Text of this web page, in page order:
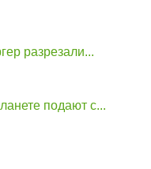
разрезали...
подают с...